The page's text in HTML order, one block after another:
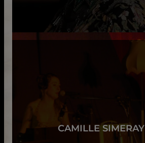
CAMILLE SIMERAY